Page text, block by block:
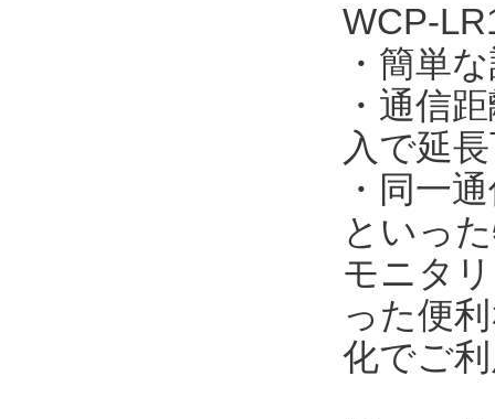
WCP-
・簡単
・通信
入で延
・同一
といっ
モニタ
った便
化でご